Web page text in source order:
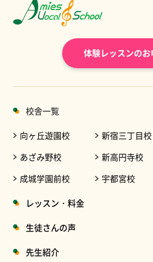
体験レッスンの
校舎一覧
向ヶ丘遊園校
あざみ野校
成城学園前校
新宿三丁目校
新高円寺校
宇都宮校
レッスン・料金
生徒さんの声
先生紹介